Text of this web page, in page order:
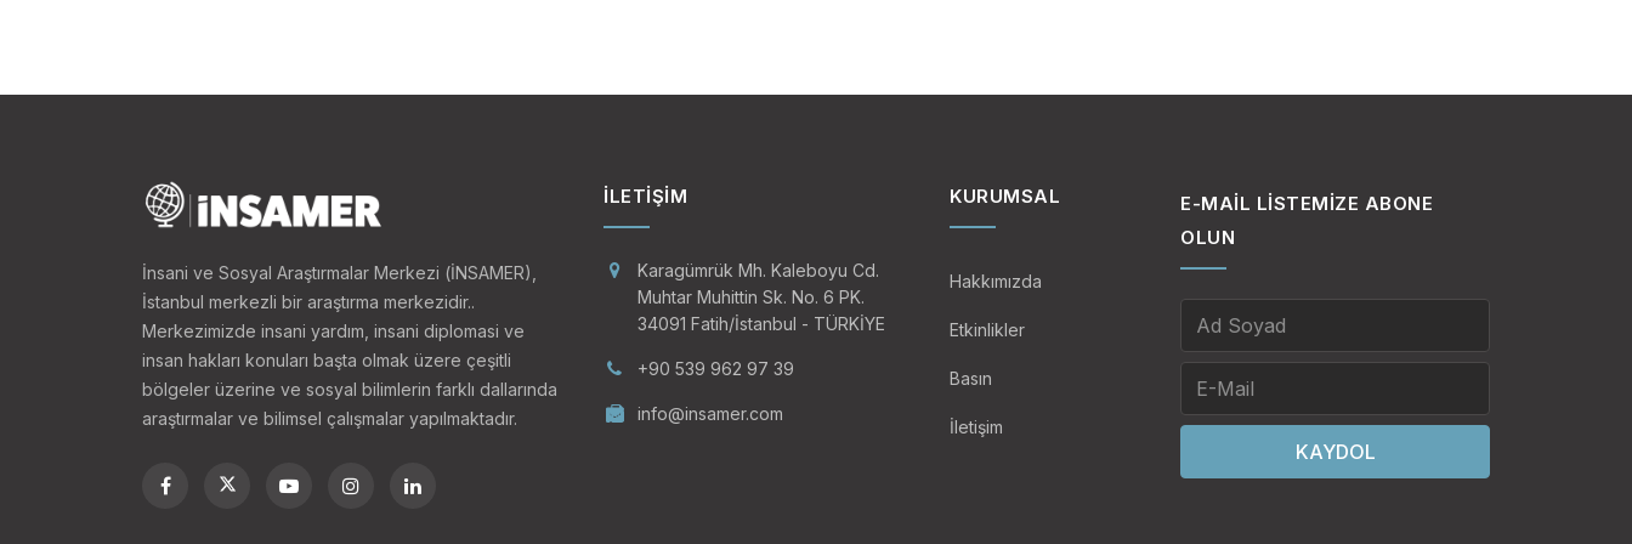
(Hayber Pahtunhva) ve Federal Yönetilen Kabile Alanlarına (FATA) özerklik vermiş ve bu bölgelerin iç
işlerini kabilelerin yönetimine bırakmıştır. Bölgenin yönetimini kabile liderleri ve bölgeye has kabile
konfederasyonu olan "cirga" üstlenmiştir. Bölgenin etno-dinî kimliği neredeyse tamamen Peştun ve Sünni
Müslümanlardan, geriye kalan az kesim ise Şiiler ve Sihlerden oluşmaktadır. 2018’de yapılan bir düzenleme
ile bu iki bölge (Kuzeybatı Sınır Eyaleti ve FATA) birleştirilmiştir.
Kuzeybatı Sınır Eyaleti ve Kabileler Bölgesi, Afgan-Sovyet Savaşı’nda cephenin geri hattı konumunda
olmuştur. Bölgeden kabile mensubu savaşçılar ve medrese öğrencileri Afgan savaşına katılmıştır. Bilhassa
Celaleddin Hakkani’nin kurduğu ve Taliban’ın arka bahçesi olarak adlandırılan Hakkaniye Medresesi, savaşın
başından itibaren cepheye insan göndermiş, sınırın diğer tarafında yaşayan akrabaları ile bağlarını
İnsani ve Sosyal Araştırmalar Merkezi (İNSAMER),
İstanbul merkezli bir araştırma merkezidir..
Merkezimizde insani yardım, insani diplomasi ve
insan hakları konuları başta olmak üzere çeşitli
bölgeler üzerine ve sosyal bilimlerin farklı dallarında
araştırmalar ve bilimsel çalışmalar yapılmaktadır.
İLETIŞIM
Karagümrük Mh. Kaleboyu Cd.
Muhtar Muhittin Sk. No. 6 PK.
34091 Fatih/İstanbul - TÜRKİYE
+90 539 962 97 39
info@insamer.com
KURUMSAL
Hakkımızda
Etkinlikler
Basın
İletişim
E-MAIL LISTEMIZE ABONE
OLUN
KAYDOL